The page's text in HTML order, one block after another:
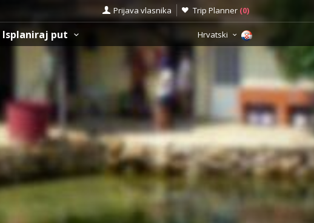
Prijava vlasnika Trip Planner (0)
Isplaniraj put Hrvatski